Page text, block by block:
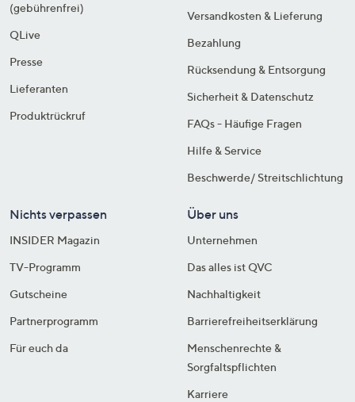
(gebührenfrei)
QLive
Presse
Lieferanten
Produktrückruf
Versandkosten & Lieferung
Bezahlung
Rücksendung & Entsorgung
Sicherheit & Datenschutz
FAQs - Häufige Fragen
Hilfe & Service
Beschwerde/ Streitschlichtung
Nichts verpassen
INSIDER Magazin
TV-Programm
Gutscheine
Partnerprogramm
Für euch da
Über uns
Unternehmen
Das alles ist QVC
Nachhaltigkeit
Barrierefreiheitserklärung
Menschenrechte &
Sorgfaltspflichten
Karriere